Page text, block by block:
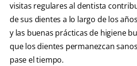
visitas regulares al dentista
de sus dientes a lo largo de los
y las buenas prácticas de higiene
que los dientes permanezcan
pase el tiempo.